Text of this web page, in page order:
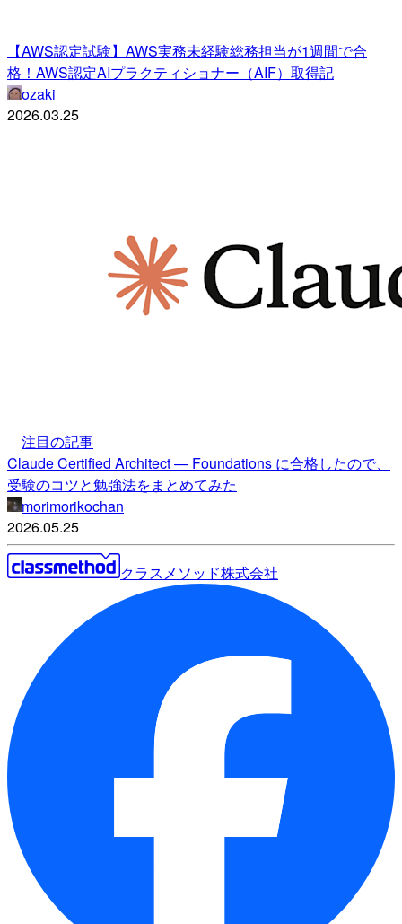
【AWS認定試験】AWS実務未経験総務担当が1週間で合
格！AWS認定AIプラクティショナー（AIF）取得記
ozaki
2026.03.25
注目の記事
Claude Certified Architect — Foundations に合格したので、
受験のコツと勉強法をまとめてみた
morimorikochan
2026.05.25
クラスメソッド株式会社